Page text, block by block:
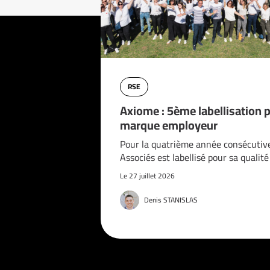
RSE
Axiome : 5ème labellisation
marque employeur
Pour la quatrième année
Associés est labellisé pour sa
Le 27 juillet 2026
Denis STANISLAS